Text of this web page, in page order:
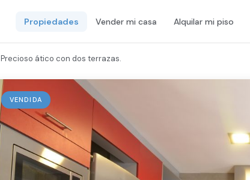
Propiedades Vender mi casa Alquilar mi piso
Precioso ático con dos terrazas.
VENDIDA